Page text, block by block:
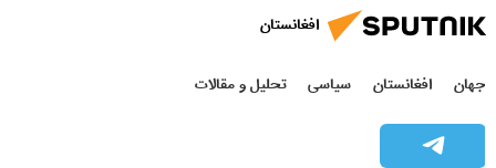
افغانستان
جهان افغانستان سیاسی تحلیل و مقالات